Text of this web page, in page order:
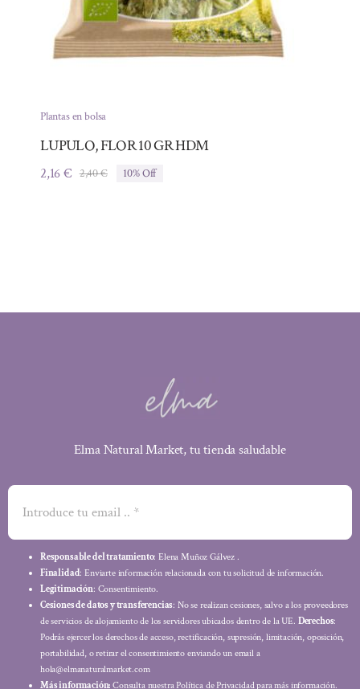
Plantas en bolsa
LUPULO, FLOR 10 GR HDM
2,40€El
2,16€
El
10% Off
Elma Natural Market, tu tienda saludable
Responsable del tratamiento: Elena Muñoz Gálvez .
Finalidad: Enviarte información relacionada con tu solicitud de información.
Legitimación: Consentimiento.
Cesiones de datos y transferencias: No se realizan cesiones, salvo a los proveedores
de servicios de alojamiento de los servidores ubicados dentro de la UE. Derechos:
Podrás ejercer los derechos de acceso, rectificación, supresión, limitación, oposición,
portabilidad, o retirar el consentimiento enviando un email a
hola@elmanaturalmarket.com
Más información: Consulta nuestra Política de Privacidad para más información.